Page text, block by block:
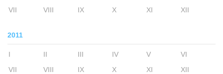
VII
VIII IX X XI XII
2011
I II III IV V
VI
VII
VIII IX X XI XII